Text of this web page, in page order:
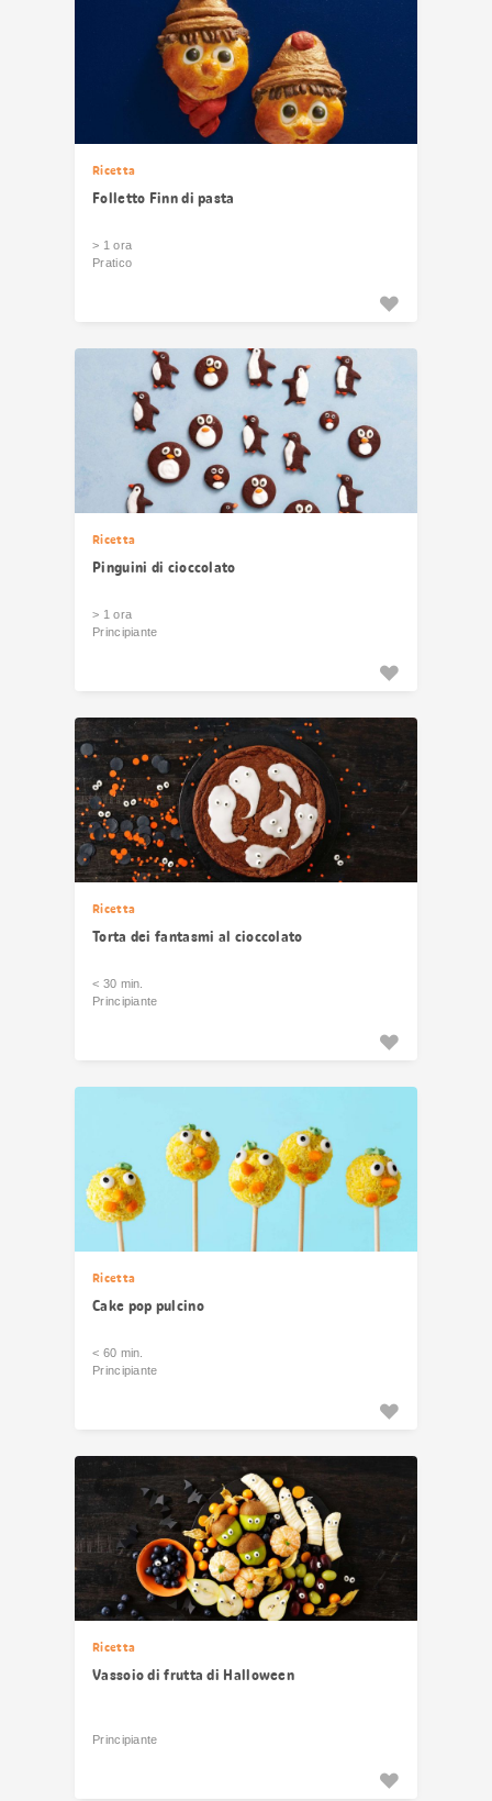
Ricetta
Folletto Finn di pasta
> 1 ora
Pratico
Ricetta
Pinguini di cioccolato
> 1 ora
Principiante
Ricetta
Torta dei fantasmi al cioccolato
< 30 min.
Principiante
Ricetta
Cake pop pulcino
< 60 min.
Principiante
Ricetta
Vassoio di frutta di Halloween
Principiante